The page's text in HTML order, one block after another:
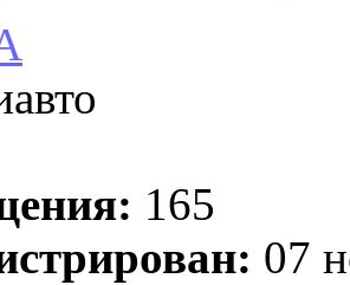
165
07